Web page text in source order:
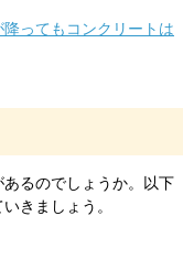
ってもコンクリートは
るのでしょうか。以下
きましょう。